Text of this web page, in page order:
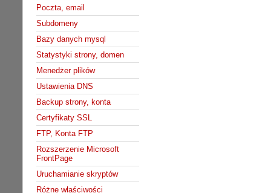
Poczta, email
Subdomeny
Bazy danych mysql
Statystyki strony, domen
Menedżer plików
Ustawienia DNS
Backup strony, konta
Certyfikaty SSL
FTP, Konta FTP
Rozszerzenie Microsoft
FrontPage
Uruchamianie skryptów
Różne właściwości